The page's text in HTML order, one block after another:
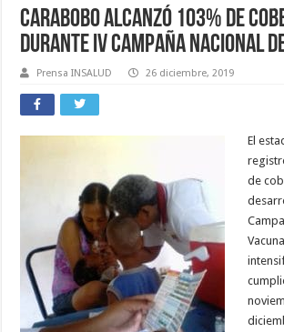
Carabobo alcanzó 103% de
durante IV Campaña Nacional
Prensa INSALUD 26 diciembre, 2019
El
de